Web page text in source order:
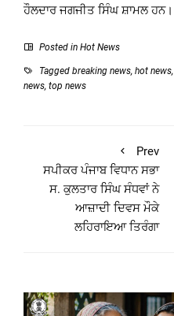
ਹੌਲਦਾਰ ਜਗਜੀਤ ਸਿੰਘ ਸ਼ਾਮਲ ਹਨ।
Posted in Hot News
Tagged breaking news, hot news,
news, top news
Prev
ਸਪੀਕਰ ਪੰਜਾਬ ਵਿਧਾਨ ਸਭਾ
ਸ. ਕੁਲਤਾਰ ਸਿੰਘ ਸੰਧਵਾਂ ਨੇ
ਆਜ਼ਾਦੀ ਦਿਵਸ ਮੌਕੇ
ਲਹਿਰਾਇਆ ਤਿਰੰਗਾ